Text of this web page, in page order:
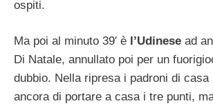
ospiti.
Ma poi al minuto 39′ è l’Udinese ad
Di Natale, annullato poi per un
dubbio. Nella ripresa i padroni di casa
ancora di portare a casa i tre punti,